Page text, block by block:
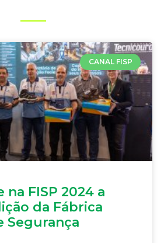
CANAL FISP
na FISP 2024 a
da Fábrica
Segurança